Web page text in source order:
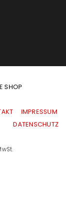
SHOP
IMPRESSUM
|DATENSCHUTZ